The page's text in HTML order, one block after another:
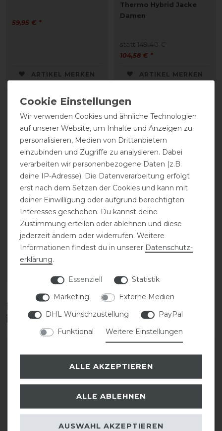
59,95 € *
ARTIKEL MERKEN
Thermo Hybrid Jacke
Damen
statt 149,40 €
104,58 € *
ARTIKEL MERKEN
-20%
ELT Thermo-Reitrock
Lotta
Diese Produkte könnten dich auch
interessieren
Wir verwenden Cookies und ähnliche Technologien
auf unserer Website, um Inhalte und Anzeigen zu
personalisieren, Medien von Drittanbietern
einzubinden und Zugriffe zu analysieren. Dabei
verarbeiten wir personenbezogene Daten (z.B.
deine IP-Adresse). Die Datenverarbeitung erfolgt
erst nach dem Setzen der Cookies und kann mit
deiner Einwilligung oder aufgrund berechtigten
Interesses geschehen. Du kannst deine
Zustimmung erteilen oder ablehnen und diese
jederzeit ändern oder widerrufen. Weitere
Informationen findest du in unserer Daten­schutz­
erklärung.
Essenziell
Statistik
Marketing
Externe Medien
DHL Wunschzustellung
PayPal
Funktional
Weitere Einstellungen
ALLE AKZEPTIEREN
ALLE ABLEHNEN
AUSWAHL AKZEPTIEREN